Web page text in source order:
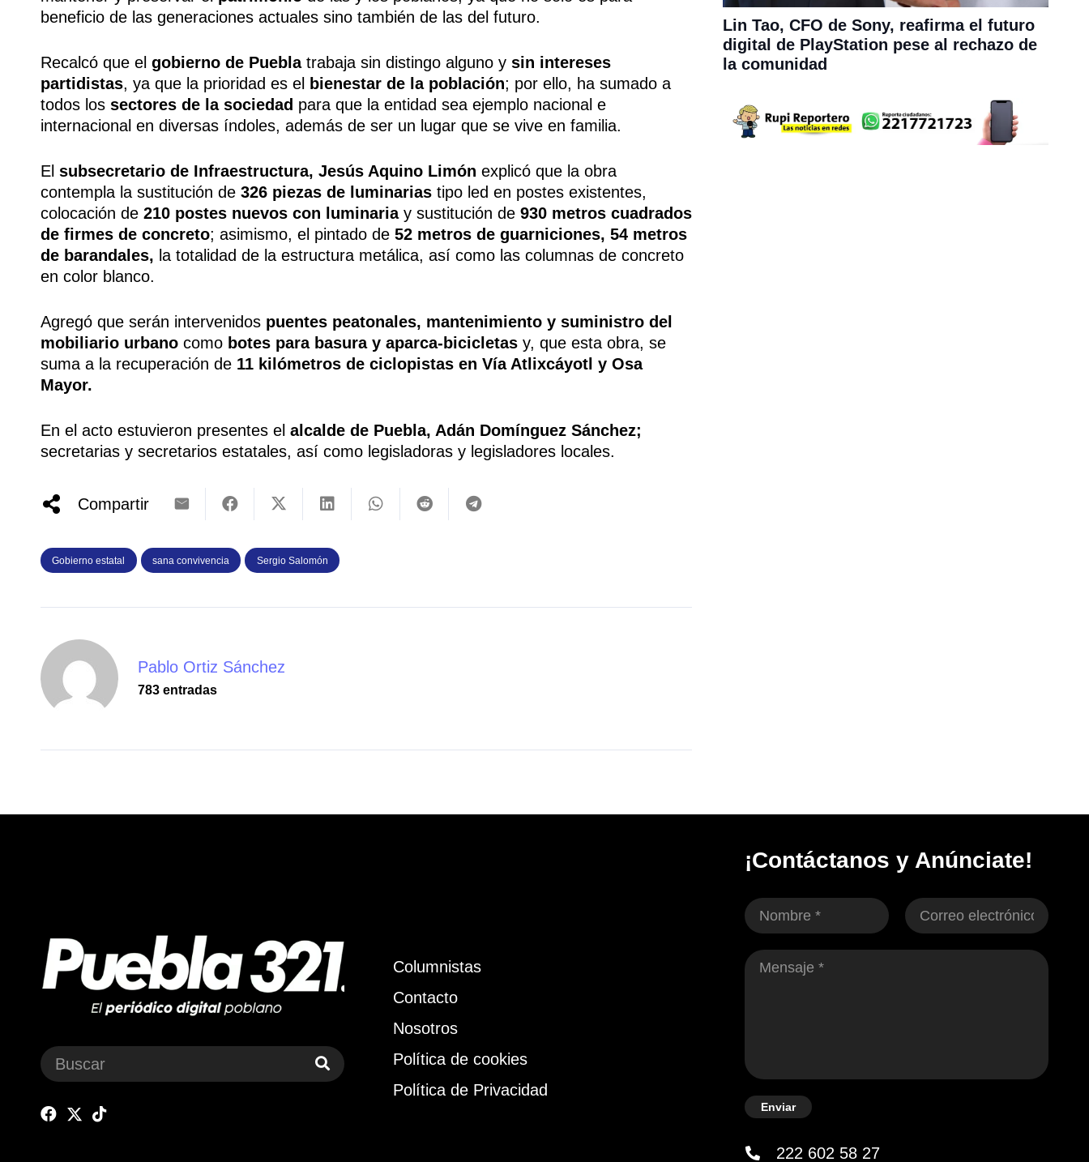
beneficio de las generaciones actuales sino también de las del futuro.
Recalcó que el gobierno de Pueblatrabaja sin distingo alguno y sin intereses
partidistas, ya que la prioridad es el bienestar de la población; por ello, ha sumado a
todos los sectores de la sociedad para que la entidad sea ejemplo nacional e
internacional en diversas índoles, además de ser un lugar que se vive en familia.
El subsecretario de Infraestructura, Jesús Aquino Limón explicó que la obra
contempla la sustitución de 326 piezas de luminarias tipo led en postes existentes,
colocación de 210 postes nuevos con luminariay sustitución de 930 metros cuadrados
de firmes de concreto; asimismo, el pintado de 52 metros de guarniciones, 54 metros
de barandales, la totalidad de la estructura metálica, así como las columnas de concreto
en color blanco.
Agregó que serán intervenidos puentes peatonales, mantenimiento y suministro del
mobiliario urbano como botes para basura y aparca-bicicletas y, que esta obra, se
suma a la recuperación de 11 kilómetros de ciclopistas en Vía Atlixcáyotl y Osa
Mayor.
En el acto estuvieron presentes el alcalde de Puebla, Adán Domínguez Sánchez;
secretarias y secretarios estatales, así como legisladoras y legisladores locales.
Compartir
Gobierno estatal sana convivencia Sergio Salomón
Pablo Ortiz Sánchez
783 entradas
Lin Tao, CFO de Sony, reafirma el futuro
digital de PlayStation pese al rechazo de
la comunidad
Columnistas
Contacto
Nosotros
Política de cookies
Política de Privacidad
¡Contáctanos y Anúnciate!
Enviar
222 602 58 27